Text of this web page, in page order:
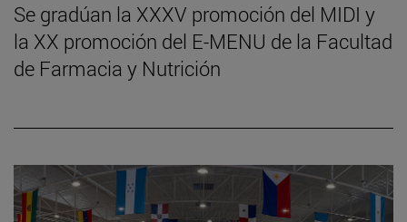
Se gradúan la XXXV promoción del MIDI y
la XX promoción del E-MENU de la Facultad
de Farmacia y Nutrición